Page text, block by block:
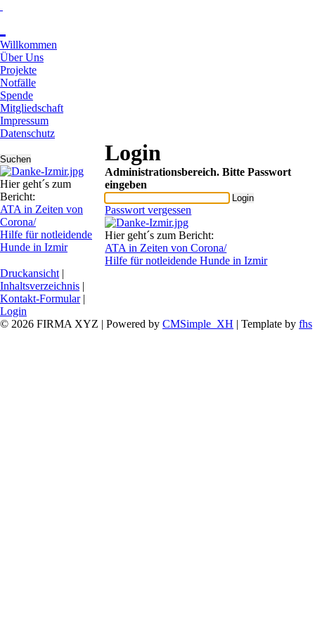
Willkommen
Über Uns
Projekte
Notfälle
Spende
Mitgliedschaft
Impressum
Datenschutz
Hier geht´s zum
Bericht:
ATA in Zeiten von
Corona/
Hilfe für notleidende
Hunde in Izmir
Login
Administrationsbereich. Bitte Passwort
eingeben
Passwort vergessen
Hier geht´s zum Bericht:
ATA in Zeiten von Corona/
Hilfe für notleidende Hunde in Izmir
Druckansicht |
Inhaltsverzeichnis |
Kontakt-Formular|
Login
© 2026 FIRMA XYZ | Powered by CMSimple_XH | Template by fhs